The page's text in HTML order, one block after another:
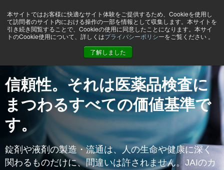
本サイトではお客様に快適なサイト体験をご提供するため、Cookieを使用し
て訪問者のサイト内における操作の一部を情報として収集します。本サイトを
引き続き閲覧することで、Cookieの使用に同意したことになります。本サイ
トのCookie使用について、詳しくはプライバシーポリシーをご覧ください 。
了解しました
Markets & applications 医薬品・化粧品検査
信頼性。それは医薬品検査に
まつわるすべての価値基準で
す。
錠剤や液剤の製造・流通は、人の生命や健康に深く
関わるものだけに、間違いは許されません。JAIのカ